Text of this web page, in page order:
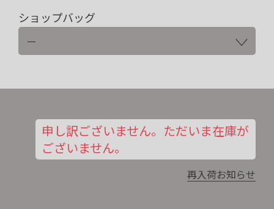
ショップバッグ
申し訳ございません。ただいま在庫が
ございません。
再入荷お知らせ